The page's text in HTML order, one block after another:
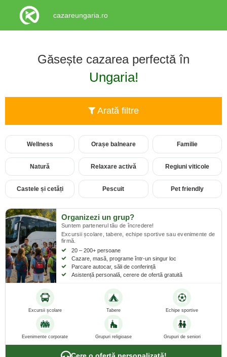
Găsește cazarea perfectă în
Ungaria!
Arată filtre
Wellness Orașe balneare Familie
Natură Relaxare activă Regiuni viticole
Castele și cetăți Pescuit Pet friendly
Organizezi un grup?
Suntem partenerul tău de încredere!
Excursii școlare, tabere, echipe sportive sau evenimente de
firmă.
20 – 200+ persoane
Cazare, masă, programe într-un singur loc
Parcare autocar, săli de conferință
Asistență personală, cerere de ofertă gratuită
Excursii școlare Tabere Echipe sportive
Evenimente corporate Grupuri religioase Grupuri de seniori
cazareungaria.ro